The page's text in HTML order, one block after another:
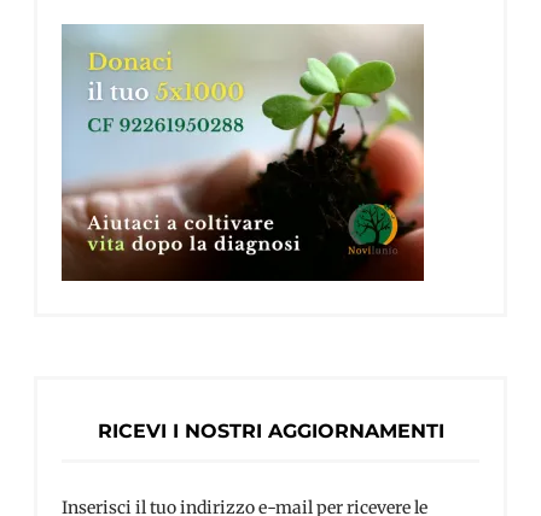
RICEVI I NOSTRI AGGIORNAMENTI
Inserisci il tuo indirizzo e-mail per ricevere le